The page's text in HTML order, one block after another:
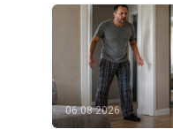
06.08.2026